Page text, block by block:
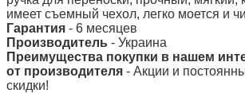
имеет съемный чехол, легко моется и
Гарантия - 6 месяцев
Производитель - Украина
Преимущества покупки в нашем
от производителя - Акции и
скидки!